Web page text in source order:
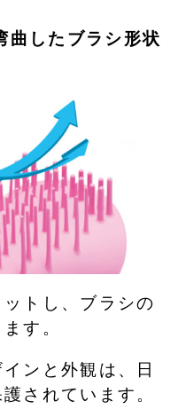
曲したブラシ形状
トし、ブラシの
す。
ンと外観は、日
されています。